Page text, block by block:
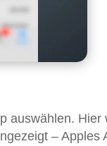
auswählen.
– Apples